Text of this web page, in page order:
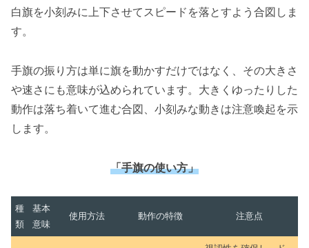
白旗を小刻みに上下させてスピードを落とすよう合図しま
す。
手旗の振り方は単に旗を動かすだけではなく、その大きさ
や速さにも意味が込められています。大きくゆったりした
動作は落ち着いて進む合図、小刻みな動きは注意喚起を示
します。
「手旗の使い方」
種
類
基本
意味
使用方法 動作の特徴 注意点